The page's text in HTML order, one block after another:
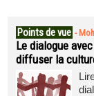
Points de vue -
Le dialogue
diffuser la